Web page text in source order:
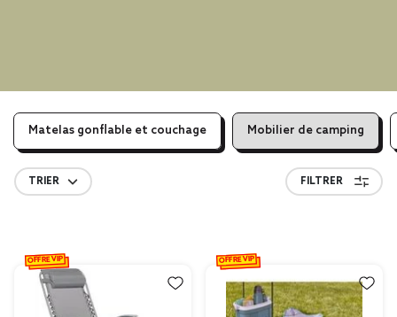
Matelas gonflable et couchage Mobilier de camping
TRIER FILTRER
OFFRE VIP OFFRE VIP